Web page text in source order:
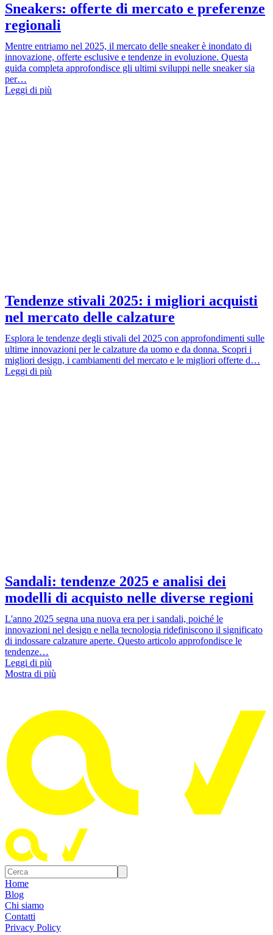
Sneakers: offerte di mercato e preferenze
regionali
Mentre entriamo nel 2025, il mercato delle sneaker è inondato di
innovazione, offerte esclusive e tendenze in evoluzione. Questa
guida completa approfondisce gli ultimi sviluppi nelle sneaker sia
per…
Leggi di più
Tendenze stivali 2025: i migliori acquisti
nel mercato delle calzature
Esplora le tendenze degli stivali del 2025 con approfondimenti sulle
ultime innovazioni per le calzature da uomo e da donna. Scopri i
migliori design, i cambiamenti del mercato e le migliori offerte d…
Leggi di più
Sandali: tendenze 2025 e analisi dei
modelli di acquisto nelle diverse regioni
L'anno 2025 segna una nuova era per i sandali, poiché le
innovazioni nel design e nella tecnologia ridefiniscono il significato
di indossare calzature aperte. Questo articolo approfondisce le
tendenze…
Leggi di più
Mostra di più
Home
Blog
Chi siamo
Contatti
Privacy Policy